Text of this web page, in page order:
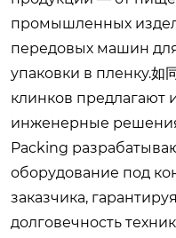
промышленных
передовых машин
упаковки в пленку.如
клинков предлагают
инженерные
Packing
оборудование под
заказчика,
долговечность